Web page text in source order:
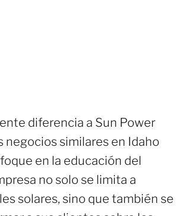
diferencia a Sun Power
negocios similares en Idaho
en la educación del
no solo se limita a
solares, sino que también se